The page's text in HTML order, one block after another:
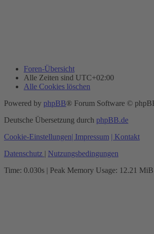
Foren-Übersicht
Alle Zeiten sind UTC+02:00
Alle Cookies löschen
Powered by phpBB® Forum Software ©
Deutsche Übersetzung durch phpBB.de
Cookie-Einstellungen | Impressum
| Kontakt
Datenschutz
Nutzungsbedingungen
Time: 0.030s | Peak Memory Usage: 12.21